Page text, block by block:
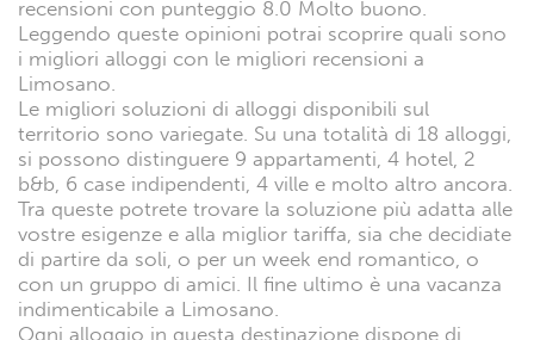
recensioni con punteggio 8.0 Molto buono.
Leggendo queste opinioni potrai scoprire quali sono
i migliori alloggi con le migliori recensioni a
Limosano.
Le migliori soluzioni di alloggi disponibili sul
territorio sono variegate. Su una totalità di 18 alloggi,
si possono distinguere 9 appartamenti, 4 hotel, 2
b&b, 6 case indipendenti, 4 ville e molto altro ancora.
Tra queste potrete trovare la soluzione più adatta alle
vostre esigenze e alla miglior tariffa, sia che decidiate
di partire da soli, o per un week end romantico, o
con un gruppo di amici. Il fine ultimo è una vacanza
indimenticabile a Limosano.